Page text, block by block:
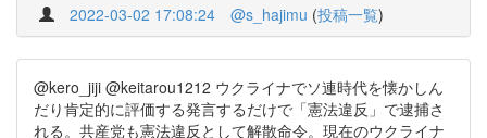
2022-03-02 17:08:24 @s_hajimu (投稿一覧)
@kero_jiji @keitarou1212 ウクライナでソ連時代を懐かしん
だり肯定的に評価する発言するだけで「憲法違反」で逮捕さ
れる。共産党も憲法違反として解散命令。現在のウクライナ